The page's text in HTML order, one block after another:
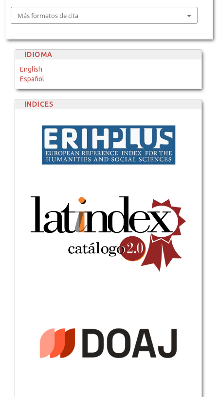
Más formatos de cita
IDIOMA
English
Español
INDICES